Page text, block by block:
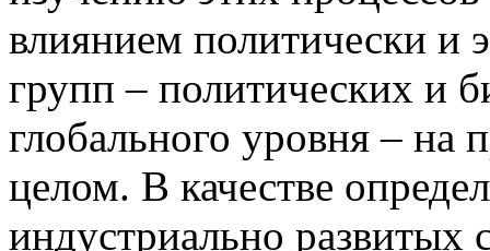
влиянием политически
групп – политических и
глобального уровня – на
целом. В качестве
индустриально развитых